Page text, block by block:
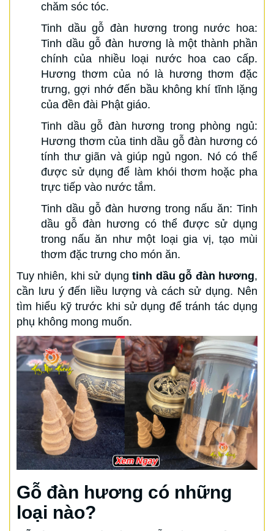
chăm sóc tóc.
Tinh dầu gỗ đàn hương trong nước hoa:
Tinh dầu gỗ đàn hương là một thành phần
chính của nhiều loại nước hoa cao cấp.
Hương thơm của nó là hương thơm đặc
trưng, gợi nhớ đến bầu không khí tĩnh lặng
của đền đài Phật giáo.
Tinh dầu gỗ đàn hương trong phòng ngủ:
Hương thơm của tinh dầu gỗ đàn hương có
tính thư giãn và giúp ngủ ngon. Nó có thể
được sử dụng để làm khói thơm hoặc pha
trực tiếp vào nước tắm.
Tinh dầu gỗ đàn hương trong nấu ăn: Tinh
dầu gỗ đàn hương có thể được sử dụng
trong nấu ăn như một loại gia vị, tạo mùi
thơm đặc trưng cho món ăn.
Tuy nhiên, khi sử dụng tinh dầu gỗ đàn hương,
cần lưu ý đến liều lượng và cách sử dụng. Nên
tìm hiểu kỹ trước khi sử dụng để tránh tác dụng
phụ không mong muốn.
Gỗ đàn hương có những
loại nào?